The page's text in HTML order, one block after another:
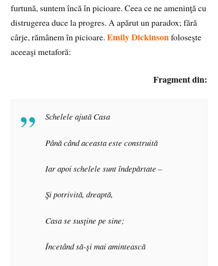
furtună, suntem încă în picioare. Ceea ce ne ameninţă cu
distrugerea duce la progres. A apărut un paradox; fără
cârje, rămânem în picioare.Emily Dickinsonfoloseşte
aceeaşi metaforă:
Fragment din:
Schelele ajută Casa
Până când aceasta este construită
Iar apoi schelele sunt îndepărtate –
Şi potrivită, dreaptă,
Casa se susţine pe sine;
Încetând să-şi mai amintească